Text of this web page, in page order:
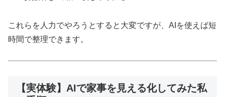
これらを人力でやろうとすると大変ですが、AIを使えば短
時間で整理できます。
【実体験】AIで家事を見える化してみた私